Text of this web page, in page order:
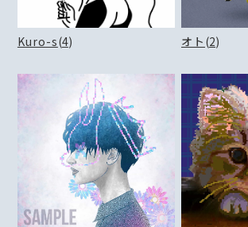
Kuro-s(4) オト (2)